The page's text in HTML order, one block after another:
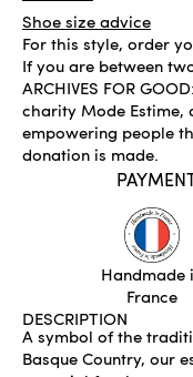
ARCHIVES FOR
charity Mode Estime,
empowering people
donation is made.
Shoe size advice
For this style, order
If you are between
Handmade
France
DESCRIPTION
A symbol of the
Basque Country, our